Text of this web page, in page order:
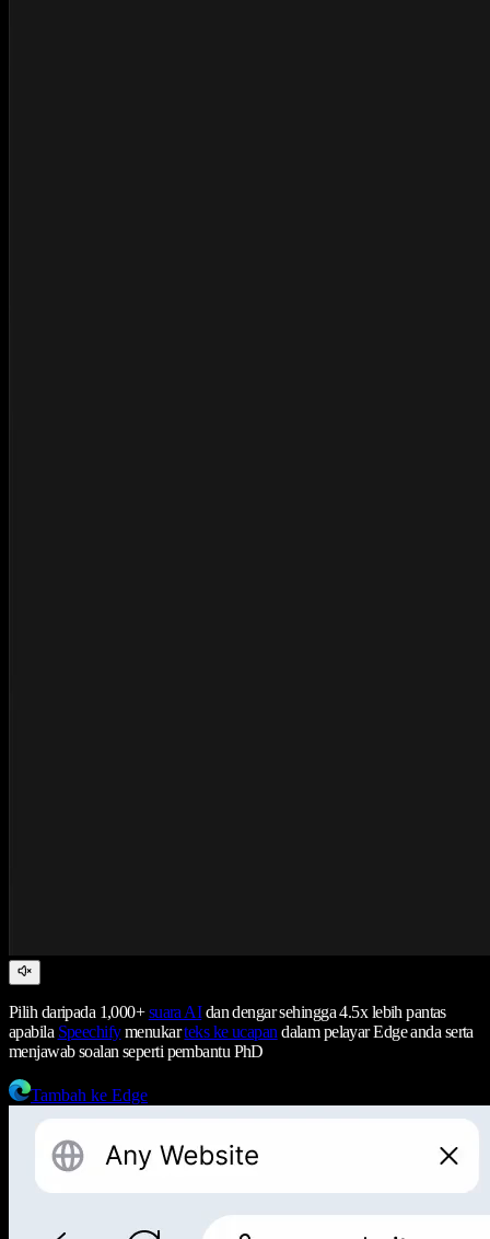
Pilih daripada 1,000+suara AIdan dengar sehingga 4.5x lebih pantas
apabila Speechifymenukarteks ke ucapan dalam pelayar Edge anda serta
menjawab soalan seperti pembantu PhD
Tambah ke Edge